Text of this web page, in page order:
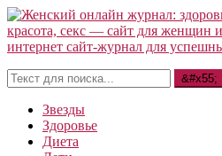
Звезды
Здоровье
Диета